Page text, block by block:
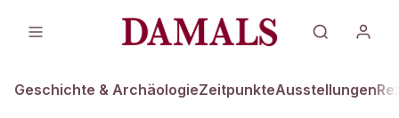
Geschichte & ArchäologieZeitpunkteAusstellungen